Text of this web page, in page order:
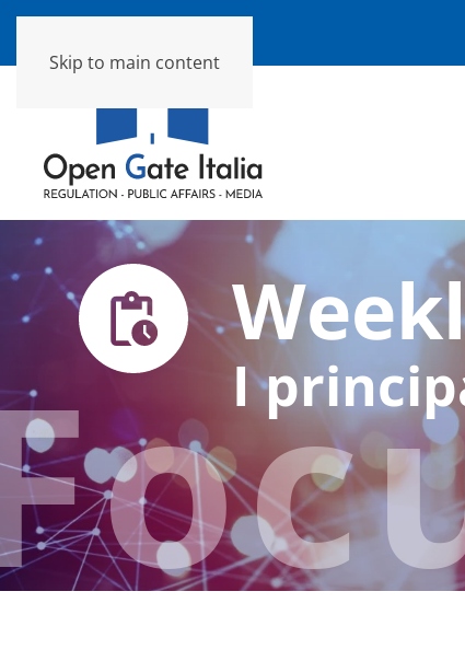
Skip to main content
I